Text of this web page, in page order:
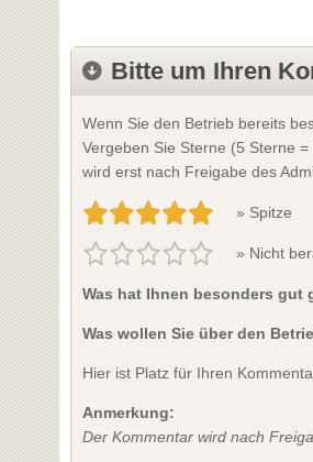
Bitte um Ihren
Wenn Sie den Betrieb bereits
Vergeben Sie Sterne (5 Sterne
wird erst nach Freigabe des
» Spitze
» Nicht
Was hat Ihnen besonders gut
Was wollen Sie über den
Hier ist Platz für Ihren
Anmerkung:
Der Kommentar wird nach